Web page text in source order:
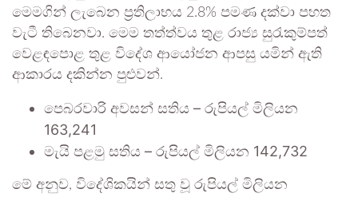
මෙමගින් ලැබෙන ප්‍රතිලාභය 2.8% පමණ දක්වා පහත
වැටී තිබෙනවා. මෙම තත්ත්වය තුළ රාජ්‍ය සුරැකුම්පත්
වෙළඳපොළ තුළ විදේශ ආයෝජන ආපසු යමින් ඇති
ආකාරය දකින්න පුළුවන්.
පෙබරවාරි අවසන් සතිය – රුපියල් මිලියන
163,241
මැයි පළමු සතිය – රුපියල් මිලියන 142,732
මේ අනුව, විදේශිකයින් සතු වූ රුපියල් මිලියන